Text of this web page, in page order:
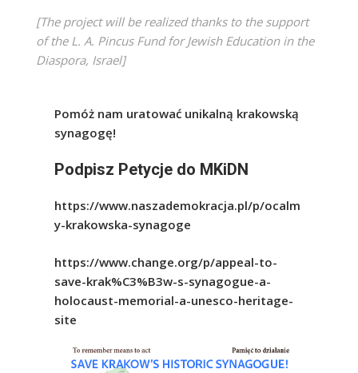
[The project will be realized thanks to the support
of the L. A. Pincus Fund for Jewish Education in the
Diaspora, Israel]
Pomóż nam uratować unikalną krakowską
synagogę!
Podpisz Petycje do MKiDN
https://www.naszademokracja.pl/p/ocalm
y-krakowska-synagoge
https://www.change.org/p/appeal-to-
save-krak%C3%B3w-s-synagogue-a-
holocaust-memorial-a-unesco-heritage-
site